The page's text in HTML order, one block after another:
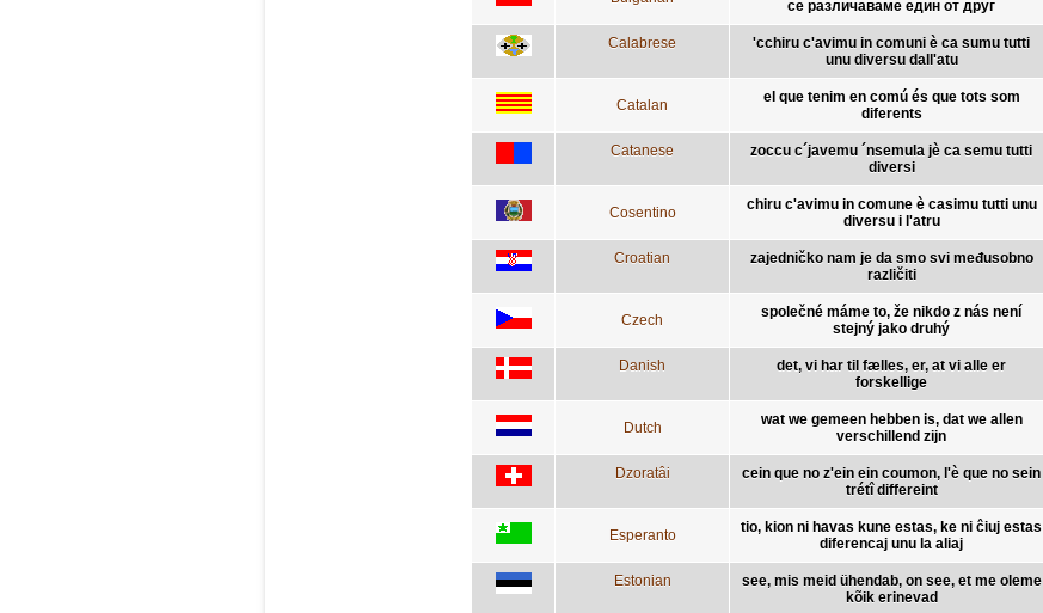
се различаваме един от друг
Calabrese
'cchiru c'avimu in comuni è ca sumu tutti
unu diversu dall'atu
Catalan
el que tenim en comú és que tots som
diferents
Catanese
zoccu c´javemu ´nsemula jè ca semu tutti
diversi
Cosentino
chiru c'avimu in comune è casimu tutti unu
diversu i l'atru
Croatian
zajedničko nam je da smo svi međusobno
različiti
Czech
společné máme to, že nikdo z nás není
stejný jako druhý
Danish
det, vi har til fælles, er, at vi alle er
forskellige
Dutch
wat we gemeen hebben is, dat we allen
verschillend zijn
Dzoratâi
cein que no z'ein ein coumon, l'è que no sein
trétî differeint
Esperanto
tio, kion ni havas kune estas, ke ni ĉiuj estas
diferencaj unu la aliaj
Estonian
see, mis meid ühendab, on see, et me oleme
kõik erinevad